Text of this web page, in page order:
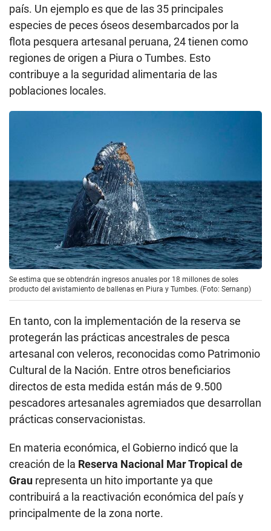
país. Un ejemplo es que de las 35 principales
especies de peces óseos desembarcados por la
flota pesquera artesanal peruana, 24 tienen como
regiones de origen a Piura o Tumbes. Esto
contribuye a la seguridad alimentaria de las
poblaciones locales.
Se estima que se obtendrán ingresos anuales por 18 millones de soles
producto del avistamiento de ballenas en Piura y Tumbes. (Foto: Sernanp)
En tanto, con la implementación de la reserva se
protegerán las prácticas ancestrales de pesca
artesanal con veleros, reconocidas como Patrimonio
Cultural de la Nación. Entre otros beneficiarios
directos de esta medida están más de 9.500
pescadores artesanales agremiados que desarrollan
prácticas conservacionistas.
En materia económica, el Gobierno indicó que la
creación de la Reserva Nacional Mar Tropical de
Grau representa un hito importante ya que
contribuirá a la reactivación económica del país y
principalmente de la zona norte.